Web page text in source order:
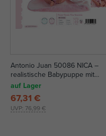
Antonio Juan 50086 NICA –
realistische Babypuppe mit
Vollvinylkörper – 42 cm
auf Lager
UVP: 76,99 €
67,31 €